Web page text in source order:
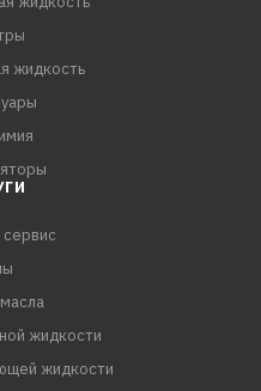
грибков и бактерий
фильтра и
жидкость
сервис
жидкости
жидкости